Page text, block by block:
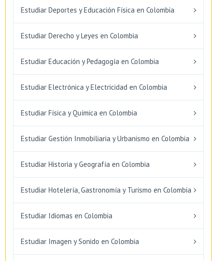
Estudiar Deportes y Educación Física en Colombia
Estudiar Derecho y Leyes en Colombia
Estudiar Educación y Pedagogía en Colombia
Estudiar Electrónica y Electricidad en Colombia
Estudiar Física y Química en Colombia
Estudiar Gestión Inmobiliaria y Urbanismo en Colombia
Estudiar Historia y Geografía en Colombia
Estudiar Hotelería, Gastronomía y Turismo en Colombia
Estudiar Idiomas en Colombia
Estudiar Imagen y Sonido en Colombia